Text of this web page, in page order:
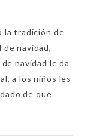
la tradición de
de navidad,
navidad le da
a los niños les
de que